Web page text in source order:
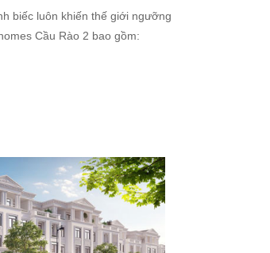
biếc luôn khiến thế giới ngưỡng
Cầu Rào 2 bao gồm: